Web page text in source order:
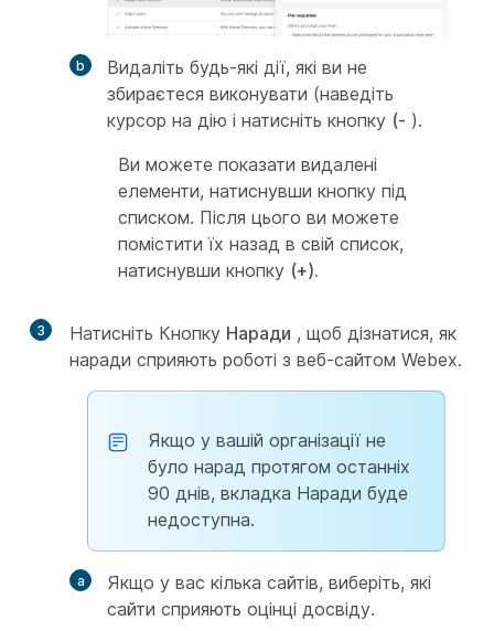
Видаліть будь-які дії, які ви не
збираєтеся виконувати (наведіть
курсор на дію і натисніть кнопку (- ).
Ви можете показати видалені
елементи, натиснувши кнопку під
списком. Після цього ви можете
помістити їх назад в свій список,
натиснувши кнопку (+).
3 Натисніть Кнопку Наради , щоб дізнатися, як
наради сприяють роботі з веб-сайтом Webex.
Якщо у вашій організації не
було нарад протягом останніх
90 днів, вкладка Наради буде
недоступна.
Якщо у вас кілька сайтів, виберіть, які
сайти сприяють оцінці досвіду.